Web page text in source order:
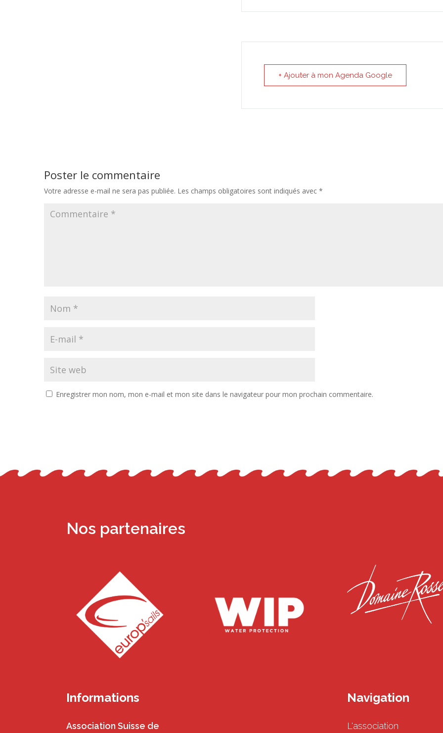
+ Ajouter à mon Agenda Google
Poster le commentaire
Votre adresse e-mail ne sera pas publiée. Les champs obligatoires sont indiqués avec *
Enregistrer mon nom, mon e-mail et mon site dans le navigateur pour mon prochain commentaire.
Nos partenaires
Informations
Association Suisse de
Navigation
L'association